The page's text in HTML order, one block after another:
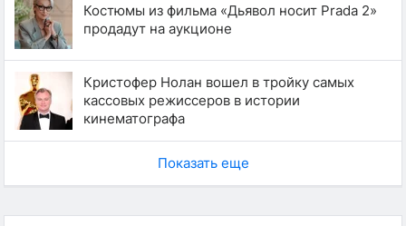
Костюмы из фильма «Дьявол носит Prada 2»
продадут на аукционе
Кристофер Нолан вошел в тройку самых
кассовых режиссеров в истории
кинематографа
Показать еще